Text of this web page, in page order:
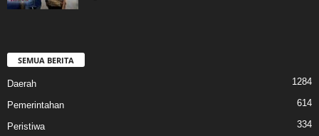
SEMUA BERITA
Daerah 1284
Pemerintahan 614
Peristiwa 334